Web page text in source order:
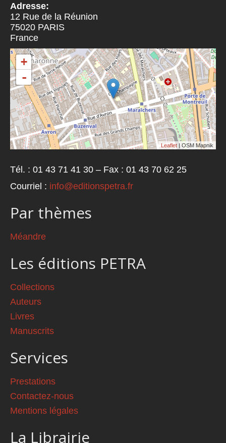
Adresse:
12 Rue de la Réunion
75020 PARIS
France
+
-
Leaflet | OSM Mapnik
Tél. : 01 43 71 41 30 – Fax : 01 43 70 62 25
Courriel : info@editionspetra.fr
Par thèmes
Méandre
Les éditions PETRA
Collections
Auteurs
Livres
Manuscrits
Services
Prestations
Contactez-nous
Mentions légales
La Librairie